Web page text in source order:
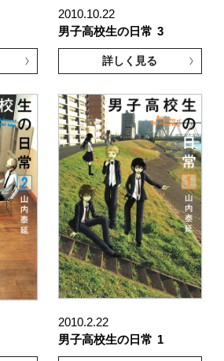
2010.10.22
男子高校生の日常 3
詳しく見る
2010.2.22
男子高校生の日常 1